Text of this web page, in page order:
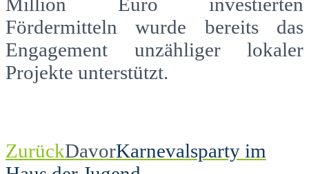
Fördermitteln wurde bereits das
Engagement unzähliger lokaler
Projekte unterstützt.
ZurückDavorKarnevalsparty im